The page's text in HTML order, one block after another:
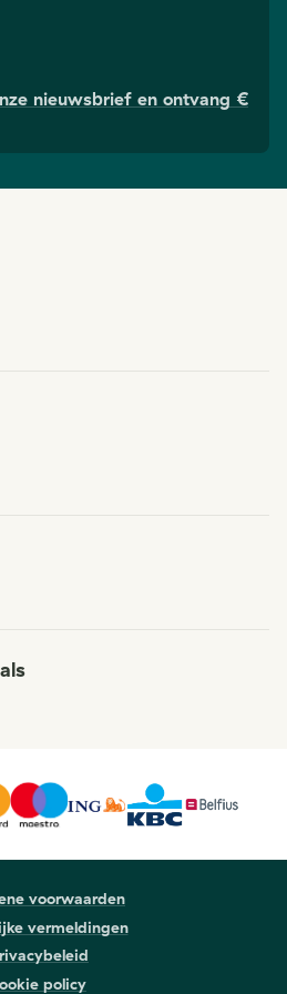
om een
nieuwsbrief en ontvang €
voorwaarden
vermeldingen
policy